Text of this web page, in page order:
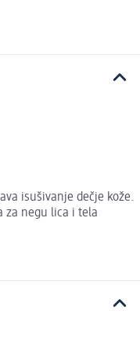
isušivanje dečje kože.
za negu lica i tela